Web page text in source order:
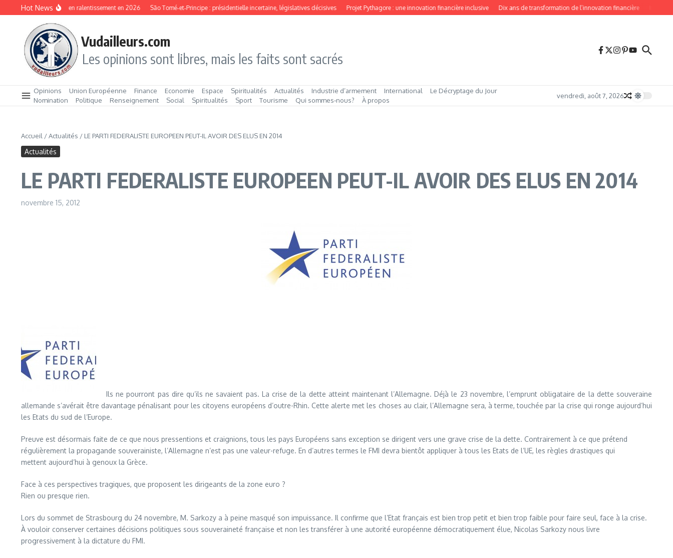
Aller au contenu
Hot News
: une croissance en ralentissement en 2026 São Tomé‑et‑Principe : présidentielle incertaine, législatives décisives Projet Pythagore : une innovation financière inclusive Dix ans de transformation de l’innovation financière
Vudailleurs.com
Les opinions sont libres, mais les faits sont sacrés
Opinions Union Européenne Finance Economie Espace Spiritualités Actualités Industrie d’armement International
Le Décryptage du Jour
Nomination
Politique Renseignement Social Spiritualités Sport Tourisme Qui sommes‑nous? À propos
vendredi, août 7, 2026
Accueil /Actualités / LE PARTI FEDERALISTE EUROPEEN PEUT-IL AVOIR DES ELUS EN 2014
Actualités
LE PARTI FEDERALISTE EUROPEEN PEUT-IL AVOIR DES ELUS EN 2014
novembre 15, 2012
Ils ne pourront pas dire qu’ils ne savaient pas. La crise de la dette atteint maintenant l’Allemagne. Déjà le 23 novembre, l’emprunt obligataire de la dette souveraine
allemande s’avérait être davantage pénalisant pour les citoyens européens d’outre-Rhin. Cette alerte met les choses au clair, l’Allemagne sera, à terme, touchée par la crise qui ronge aujourd’hui
les Etats du sud de l’Europe.
Preuve est désormais faite de ce que nous pressentions et craignions, tous les pays Européens sans exception se dirigent vers une grave crise de la dette. Contrairement à ce que prétend
régulièrement la propagande souverainiste, l’Allemagne n’est pas une valeur-refuge. En d’autres termes le FMI devra bientôt appliquer à tous les Etats de l’UE, les règles drastiques qui
mettent aujourd’hui à genoux la Grèce.
Face à ces perspectives tragiques, que proposent les dirigeants de la zone euro ?
Rien ou presque rien.
Lors du sommet de Strasbourg du 24 novembre, M. Sarkozy a à peine masqué son impuissance. Il confirme que l’Etat français est bien trop petit et bien trop faible pour faire seul, face à la crise.
À vouloir conserver certaines décisions politiques sous souveraineté française et non les transférer à une autorité européenne démocratiquement élue, Nicolas Sarkozy nous livre
progressivement à la dictature du FMI.